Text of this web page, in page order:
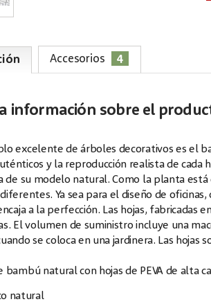
Accesorios 4
información sobre el
excelente de árboles decorativos es el
y la reproducción realista de cada
de su modelo natural. Como la planta
Ya sea para el diseño de
a la perfección. Las hojas,
El volumen de suministro incluye una
se coloca en una jardinera. Las
bambú natural con hojas de PEVA de alta
natural